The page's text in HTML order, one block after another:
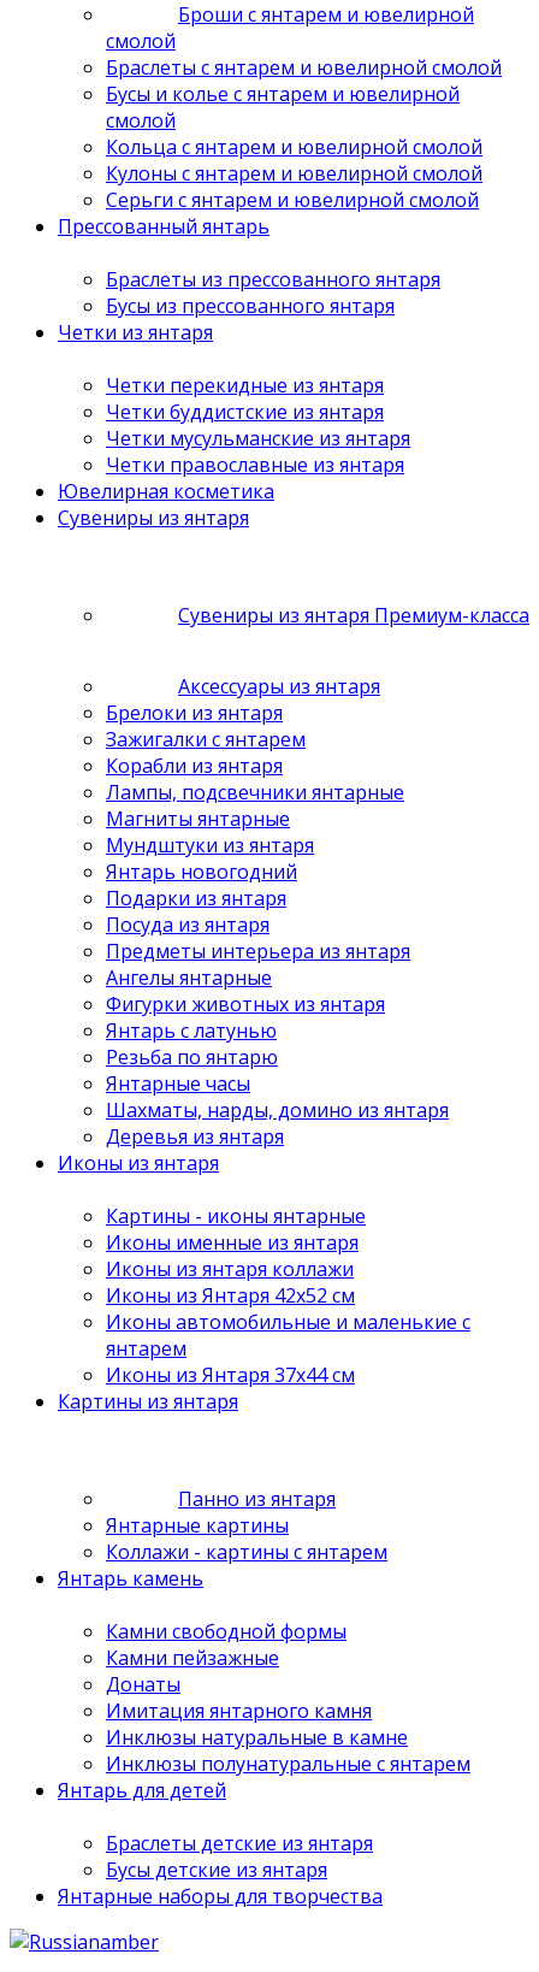
Броши с янтарем и ювелирной
смолой
Браслеты с янтарем и ювелирной смолой
Бусы и колье с янтарем и ювелирной
смолой
Кольца с янтарем и ювелирной смолой
Кулоны с янтарем и ювелирной смолой
Серьги с янтарем и ювелирной смолой
Прессованный янтарь
Браслеты из прессованного янтаря
Бусы из прессованного янтаря
Четки из янтаря
Четки перекидные из янтаря
Четки буддистские из янтаря
Четки мусульманские из янтаря
Четки православные из янтаря
Ювелирная косметика
Сувениры из янтаря
Сувениры из янтаря Премиум-класса
Аксессуары из янтаря
Брелоки из янтаря
Зажигалки с янтарем
Корабли из янтаря
Лампы, подсвечники янтарные
Магниты янтарные
Мундштуки из янтаря
Янтарь новогодний
Подарки из янтаря
Посуда из янтаря
Предметы интерьера из янтаря
Ангелы янтарные
Фигурки животных из янтаря
Янтарь с латунью
Резьба по янтарю
Янтарные часы
Шахматы, нарды, домино из янтаря
Деревья из янтаря
Иконы из янтаря
Картины - иконы янтарные
Иконы именные из янтаря
Иконы из янтаря коллажи
Иконы из Янтаря 42х52 см
Иконы автомобильные и маленькие с
янтарем
Иконы из Янтаря 37х44 см
Картины из янтаря
Панно из янтаря
Янтарные картины
Коллажи - картины с янтарем
Янтарь камень
Камни свободной формы
Камни пейзажные
Донаты
Имитация янтарного камня
Инклюзы натуральные в камне
Инклюзы полунатуральные с янтарем
Янтарь для детей
Браслеты детские из янтаря
Бусы детские из янтаря
Янтарные наборы для творчества